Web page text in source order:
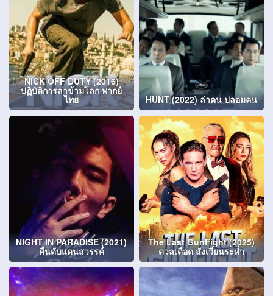
NICK OFF DUTY (2016)
ปฏิบัติการล่าข้ามโลก พากย์
ไทย HUNT (2022) ล่าคน ปลอมคน
NIGHT IN PARADISE (2021)
คืนดับแดนสวรรค์
The Last GunFight (2025)
ดวลเดือด สังเวียนระห่ำ